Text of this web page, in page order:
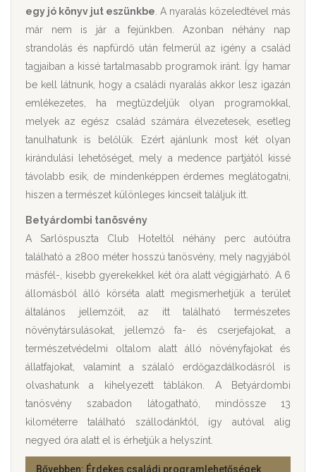
egy jó könyv jut eszünkbe. A nyaralás közeledtével más
már nem is jár a fejünkben. Azonban néhány nap
strandolás és napfürdő után felmerül az igény a család
tagjaiban a kissé tartalmasabb programok iránt. Így hamar
be kell látnunk, hogy a családi nyaralás akkor lesz igazán
emlékezetes, ha megtűzdeljük olyan programokkal,
melyek az egész család számára élvezetesek, esetleg
tanulhatunk is belőlük. Ezért ajánlunk most két olyan
kirándulási lehetőséget, mely a medence partjától kissé
távolabb esik, de mindenképpen érdemes meglátogatni,
hiszen a természet különleges kincseit találjuk itt.
Betyárdombi tanösvény
A Sarlóspuszta Club Hoteltől néhány perc autóútra
található a 2800 méter hosszú tanösvény, mely nagyjából
másfél-, kisebb gyerekekkel két óra alatt végigjárható. A 6
állomásból álló körséta alatt megismerhetjük a terület
általános jellemzőit, az itt található természetes
növénytársulásokat, jellemző fa- és cserjefajokat, a
természetvédelmi oltalom alatt álló növényfajokat és
állatfajokat, valamint a szálaló erdőgazdálkodásról is
olvashatunk a kihelyezett táblákon. A Betyárdombi
tanösvény szabadon látogatható, mindössze 13
kilométerre található szállodánktól, így autóval alig
negyed óra alatt el is érhetjük a helyszínt.
Bővebben: Érdekes családi programlehetőségek